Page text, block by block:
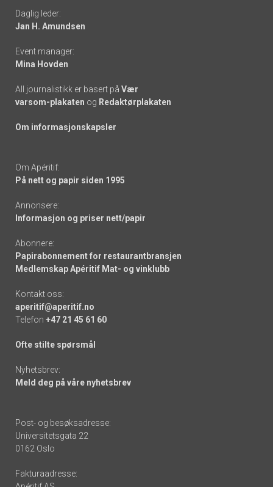
links
Daglig leder:
Jan H. Amundsen
Event manager:
Mina Hovden
All journalistikk er basert på Vær
varsom-plakaten og Redaktørplakaten
Om informasjonskapsler
Om Apéritif:
På nett og papir siden 1995
Annonsere:
Informasjon og priser nett/papir
Abonnere:
Papirabonnement for restaurantbransjen
Medlemskap Apéritif Mat- og vinklubb
Kontakt oss:
aperitif@aperitif.no
Telefon +47 21 45 61 60
Ofte stilte spørsmål
Nyhetsbrev:
Meld deg på våre nyhetsbrev
Post- og besøksadresse:
Universitetsgata 22
0162 Oslo
Fakturaadresse: